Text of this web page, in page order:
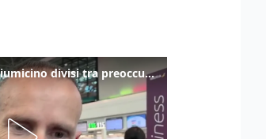
Spagna, gli italiani a Fiumicino divisi tra preoccupazione e dispiacere per i controlli